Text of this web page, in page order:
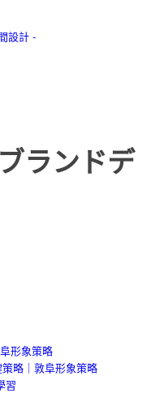
ランドデ
形象策略
略｜敦阜形象策略
習